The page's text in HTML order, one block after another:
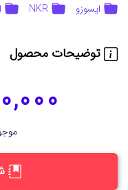
ایسوزو
NKR
توضیحات محصول